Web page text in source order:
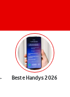
Beste Handys 2026